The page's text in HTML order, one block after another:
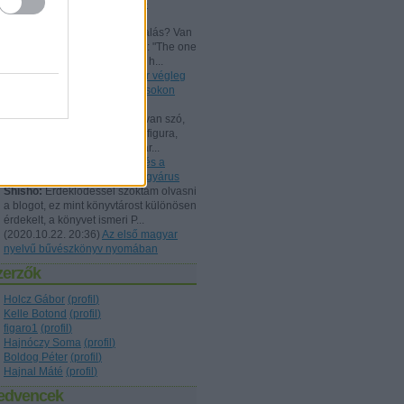
Beszámoló a bűvész Európa-
bajnokságról - FISM 2024
@Kelle Botond: És, csalás? Van
tudományos magyarázat erre: "The one
he bent with me peering over h...
(2021.07.25. 19:15
Uri Geller végleg
"megtért": bűvészkongresszusokon
Shisho:Szerintem itt is arról van szó,
hogy egy ennyire kidolgozott figura,
brand esetén fontos, hogy már...
Rodolfo és a
Dunából kimentett kínai gyöngyárus
Shisho:Érdeklődéssel szoktam olvasni
a blogot, ez mint könyvtárost különösen
érdekelt, a könyvet ismeri P...
(2020.10.22. 20:36) Az első magyar
nyelvű bűvészkönyv nyomában
Holcz Gábor (profil )
Kelle Botond (profil )
figaro1 (profil )
Hajnóczy Soma (profil )
Boldog Péter (profil )
Hajnal Máté (profil )